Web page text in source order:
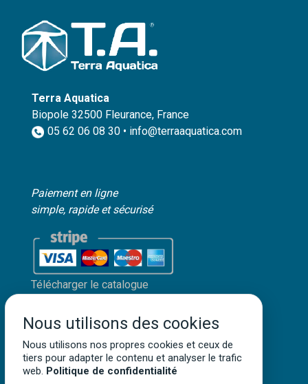
Terra Aquatica
Biopole 32500 Fleurance, France
05 62 06 08 30 • info@terraaquatica.com
Paiement en ligne
simple, rapide et sécurisé
Télécharger le catalogue
Mentions légales
Politique de confidentialité
Conditions générales de vente
Nous utilisons des cookies
Nous utilisons nos propres cookies et ceux de
tiers pour adapter le contenu et analyser le trafic
web. Politique de confidentialité